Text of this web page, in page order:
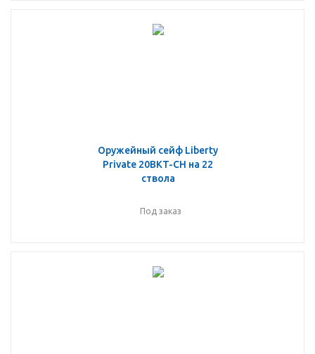
Оружейный сейф Liberty
Private 20BKT-CH на 22
ствола
Под заказ